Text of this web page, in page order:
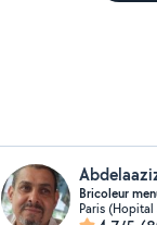
Bricoleur
Paris